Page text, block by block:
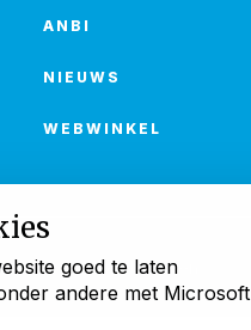
goed te laten
andere met Microsoft
ANBI
NIEUWS
WEBWINKEL
Cookies beheren